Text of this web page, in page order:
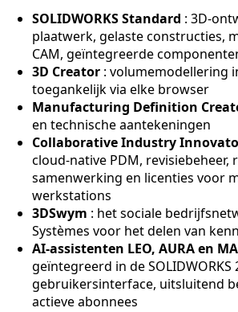
SOLIDWORKS Standard : 3D-
plaatwerk, gelaste constructies,
CAM, geïntegreerde
3D Creator : volumemodellering
toegankelijk via elke browser
Manufacturing Definition
en technische aantekeningen
Collaborative Industry
cloud-native PDM, revisiebeheer,
samenwerking en licenties voor
werkstations
3DSwym : het sociale
Systèmes voor het delen van
AI-assistenten LEO, AURA en
geïntegreerd in de SOLIDWORKS
gebruikersinterface, uitsluitend
actieve abonnees